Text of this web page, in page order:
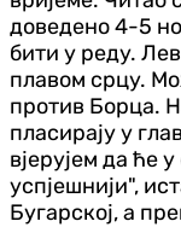
доведено 4-5
бити у реду.
плавом срцу.
против Борца.
пласирају у
вјерујем да ће
успјешнији",
Бугарској, а